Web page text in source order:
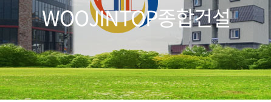
WOOJINTOP종합건설